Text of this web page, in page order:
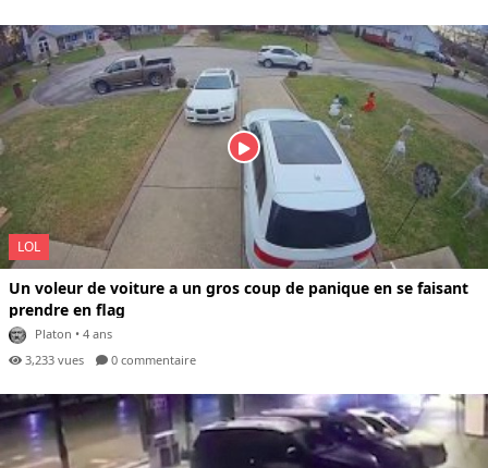
LOL
Un voleur de voiture a un gros coup de panique en se faisant
prendre en flag
Platon • 4 ans
3,233 vues
0 commentaire